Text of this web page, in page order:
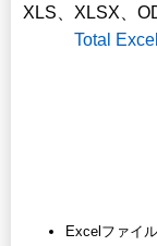
XLS、XLSX、
Total
Excelファイ